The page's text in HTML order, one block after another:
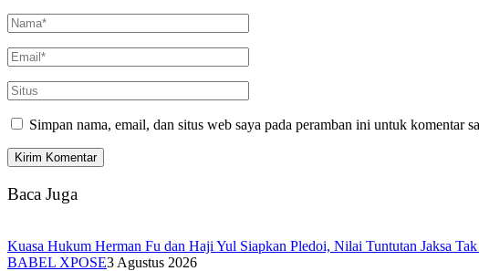
Simpan nama, email, dan situs web saya pada peramban ini untuk komentar
Baca Juga
Kuasa Hukum Herman Fu dan Haji Yul Siapkan Pledoi, Nilai Tuntutan Jaksa Tak
BABEL XPOSE3 Agustus 2026